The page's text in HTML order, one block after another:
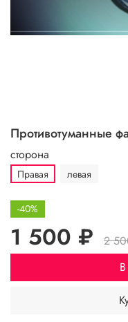
Противотуманные
сторона
Правая левая
-40%
1 500 ₽
2